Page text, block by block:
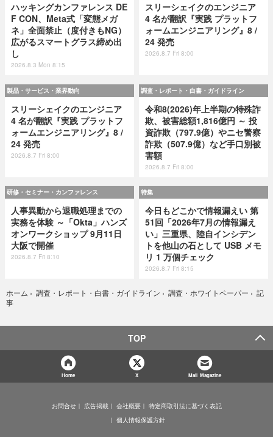
ハッキングカンファレンス DE
F CON、Meta式「変態メガ
ネ」全面禁止（度付きもNG）
広がるスマートグラス締め出
し
2026.8.3 Mon 8:15
スリーシェイクのエンジニア
4 名が翻訳『実践 プラットフ
ォームエンジニアリング』8 /
24 発売
2026.8.7 Fri 8:00
製品・サービス・業界動向
スリーシェイクのエンジニア
4 名が翻訳『実践 プラットフ
ォームエンジニアリング』8 /
24 発売
2026.8.7 Fri 8:00
調査・レポート・白書・ガイドライン
令和8(2026)年上半期の特殊詐
欺、被害総額1,816億円 ～ 投
資詐欺（797.9億）やニセ警察
詐欺（507.9億）など手口別被
害額
2026.8.7 Fri 8:00
研修・セミナー・カンファレンス
人事異動から退職処理までの
実務を体験 ～「Okta」ハンズ
オンワークショップ 9月11日
大阪で開催
2026.8.7 Fri 8:10
特集
今日もどこかで情報漏えい 第
51回「2026年7月の情報漏え
い」三重県、陸自インシデン
トを他山の石として USB メモ
リ 1 万個チェック
2026.8.7 Fri 8:15
ホーム › 調査・レポート・白書・ガイドライン › 調査・ホワイトペーパー › 記
事
TOP
Home X Mail Magazine
お問合せ 広告掲載 会社概要
特定商取引法に基づく表記
個人情報保護方針